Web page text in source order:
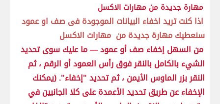
مهارة جديدة من مهارات الاكسل
اذا كنت تريد اخفاء البيانات الموجودة فى صف او عمود
سنعطيك مهارة جديدة من مهارات الاكسل
من السهل إخفاء صف أو عمود — ما عليك سوى تحديد
الشيء بالكامل بالنقر فوق رأس العمود أو الرقم ، ثم
النقر بزر الماوس الأيمن ، ثم تحديد "إخفاء". (يمكنك
الإخفاء عن طريق تحديد الأعمدة على كلا الجانبين في